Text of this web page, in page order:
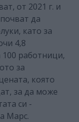
от 2021 г. и
да
като за
4,8
100 работници,
за
която
за да може
си -
Марс.